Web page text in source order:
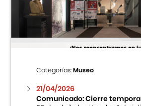
Centro Cultural Peruano
Museo de la Inmigración
Fondo Editorial
Categorías:Museo
21/04/2026
Comunicado: Cierre